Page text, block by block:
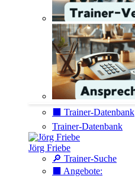
⬛️ Trainer-Datenbank
Trainer-Datenbank
Jörg Friebe
🔎 Trainer-Suche
⬛️ Angebote: